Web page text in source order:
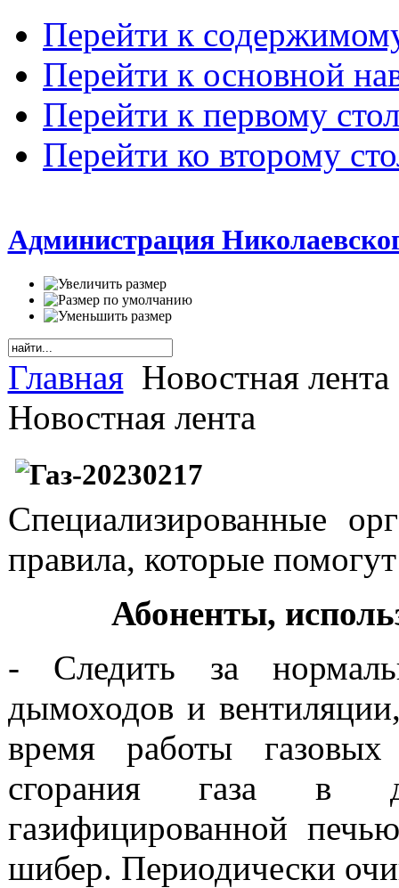
Перейти к
Перейти к основной
Перейти к первому
Перейти ко второму
Администрация
Главная Новостная лента
Новостная лента
Специализированные
правила, которые
Абоненты,
- Следить за
дымоходов и
время работы
сгорания газа в
газифицированной
шибер. Периодически